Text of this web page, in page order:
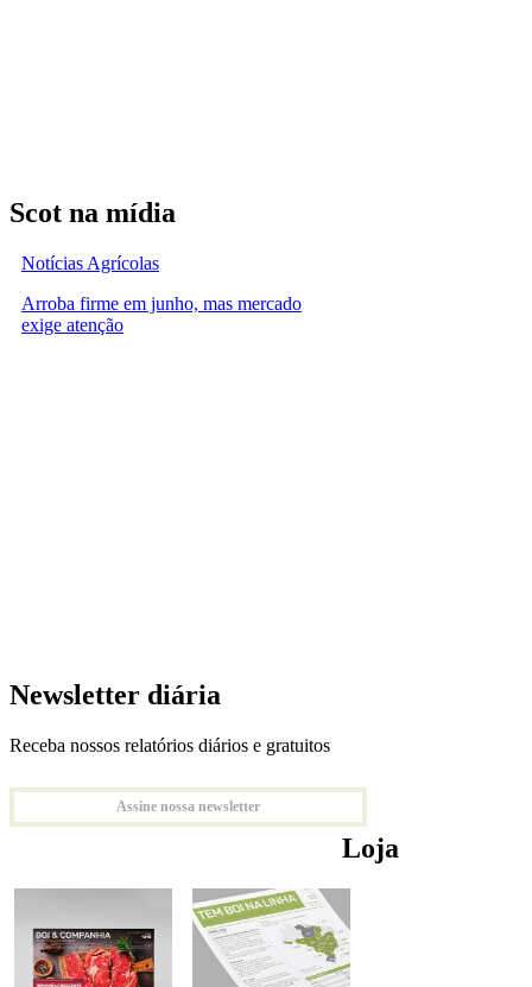
Scot na mídia
Notícias Agrícolas
Arroba firme em junho, mas mercado
exige atenção
Newsletter diária
Receba nossos relatórios diários e gratuitos
Assine nossa newsletter
Loja